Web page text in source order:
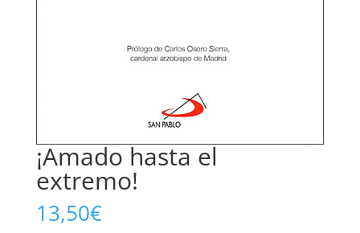
¡Amado hasta el
extremo!
13,50€